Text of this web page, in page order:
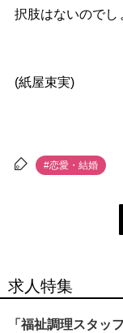
択肢はないのでし
(紙屋束実)
#恋愛・結婚
求人特集
「福祉調理スタッ